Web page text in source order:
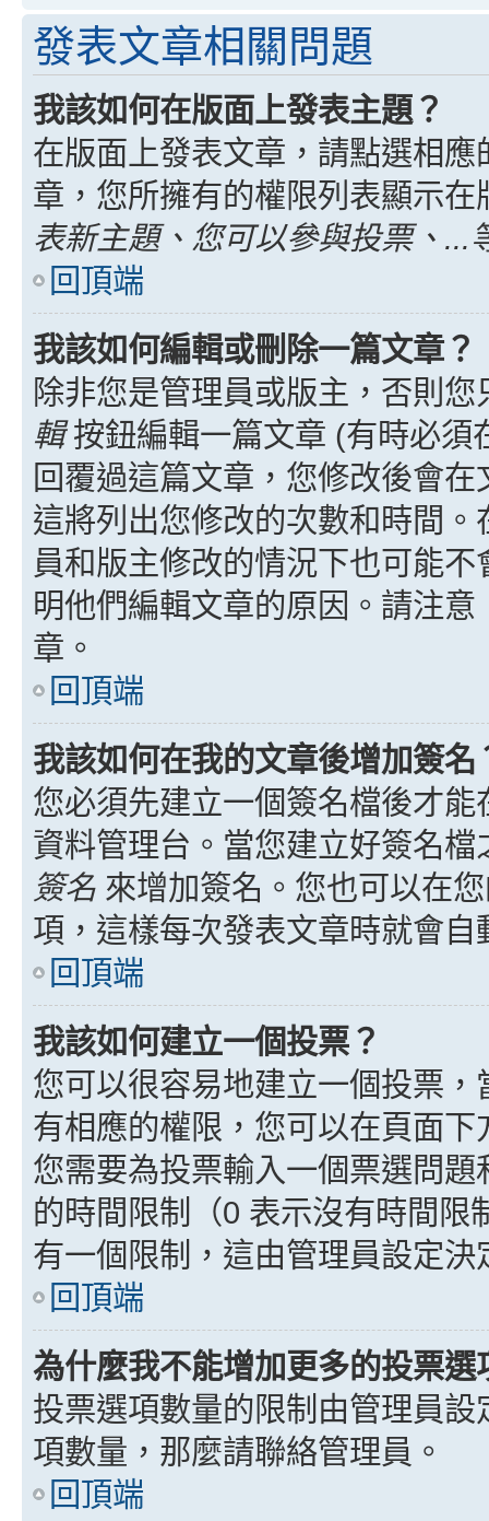
發表文章相關問題
我該如何在版面上發表主題？
在版面上發表文章，請點選相
章，您所擁有的權限列表顯示
表新主題、您可以參與投票、...
回頂端
我該如何編輯或刪除一篇文章？
除非您是管理員或版主，否則
輯按鈕編輯一篇文章 (有時必須
回覆過這篇文章，您修改後會
這將列出您修改的次數和時間
員和版主修改的情況下也可能
明他們編輯文章的原因。請注
章。
回頂端
我該如何在我的文章後增加簽名
您必須先建立一個簽名檔後才
資料管理台。當您建立好簽名
簽名 來增加簽名。您也可以在
項，這樣每次發表文章時就會自
回頂端
我該如何建立一個投票？
您可以很容易地建立一個投票
有相應的權限，您可以在頁面
您需要為投票輸入一個票選問
的時間限制（0 表示沒有時間限
有一個限制，這由管理員設定決
回頂端
為什麼我不能增加更多的投票選
投票選項數量的限制由管理員
項數量，那麼請聯絡管理員。
回頂端